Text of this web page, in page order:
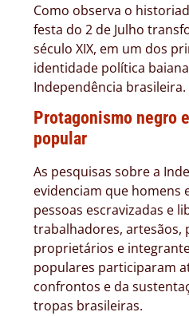
Como observa o
festa do 2 de Julho
século XIX, em um dos
identidade política
Independência brasileira.
Protagonismo negro
popular
As pesquisas sobre a
evidenciam que homens
pessoas escravizadas e
trabalhadores, artesãos,
proprietários e
populares participaram
confrontos e da
tropas brasileiras.